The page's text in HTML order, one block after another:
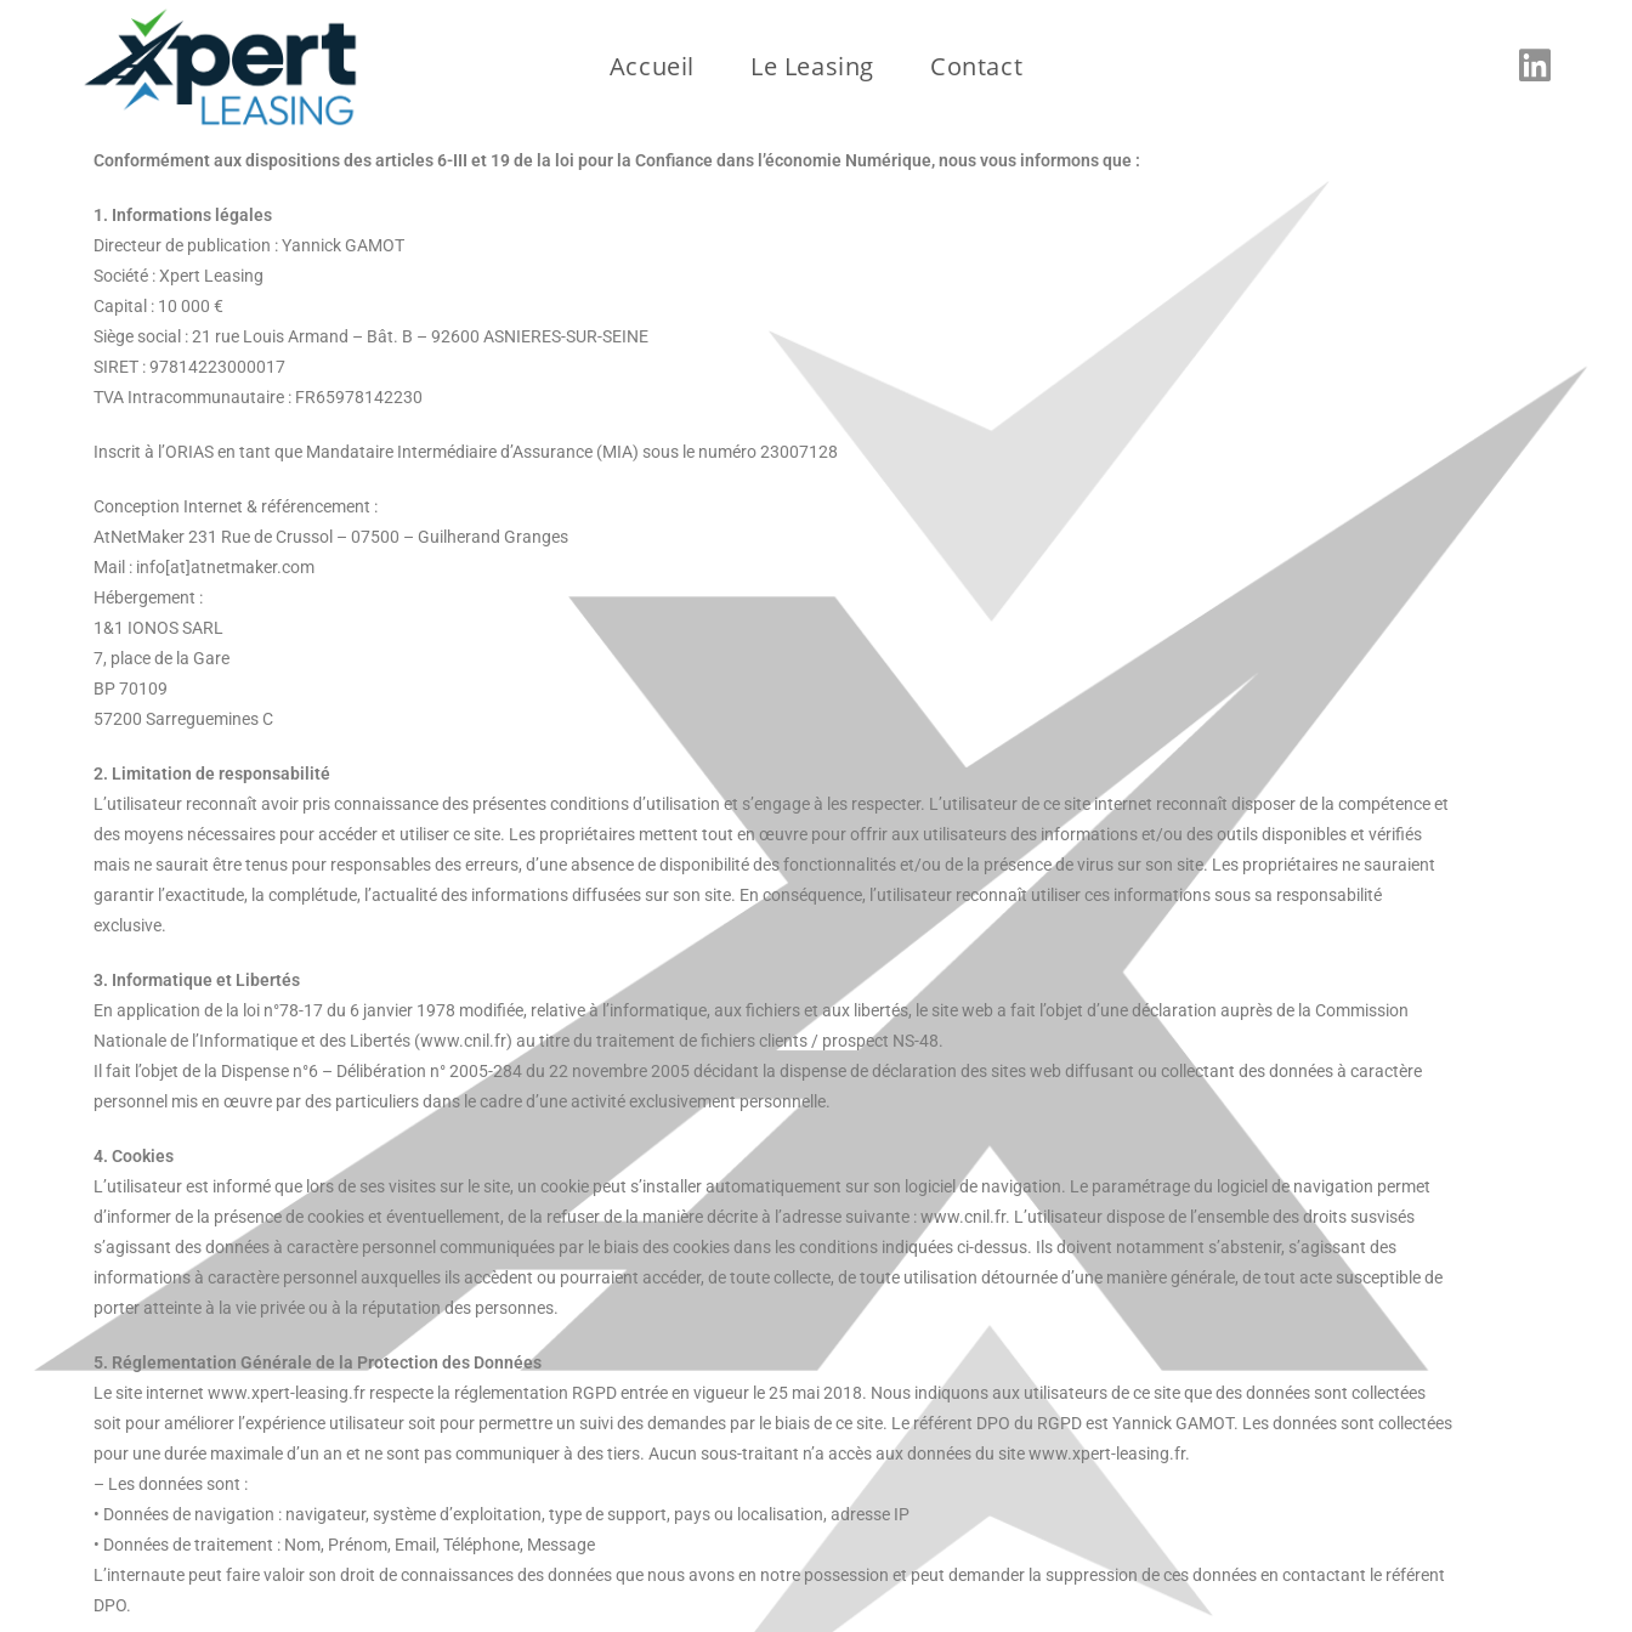
Accueil Le Leasing Contact
Conformément aux dispositions des articles 6-III et 19 de la loi pour la Confiance dans l’économie Numérique, nous vous informons que :
1. Informations légales
Directeur de publication : Yannick GAMOT
Société : Xpert Leasing
Capital : 10 000 €
Siège social : 21 rue Louis Armand – Bât. B – 92600 ASNIERES-SUR-SEINE
SIRET : 97814223000017
TVA Intracommunautaire : FR65978142230
Inscrit à l’ORIAS en tant que Mandataire Intermédiaire d’Assurance (MIA) sous le numéro 23007128
Conception Internet & référencement :
AtNetMaker 231 Rue de Crussol – 07500 – Guilherand Granges
Mail : info[at]atnetmaker.com
Hébergement :
1&1 IONOS SARL
7, place de la Gare
BP 70109
57200 Sarreguemines C
2. Limitation de responsabilité
L’utilisateur reconnaît avoir pris connaissance des présentes conditions d’utilisation et s’engage à les respecter. L’utilisateur de ce site internet reconnaît disposer de la compétence et
des moyens nécessaires pour accéder et utiliser ce site. Les propriétaires mettent tout en œuvre pour offrir aux utilisateurs des informations et/ou des outils disponibles et vérifiés
mais ne saurait être tenus pour responsables des erreurs, d’une absence de disponibilité des fonctionnalités et/ou de la présence de virus sur son site. Les propriétaires ne sauraient
garantir l’exactitude, la complétude, l’actualité des informations diffusées sur son site. En conséquence, l’utilisateur reconnaît utiliser ces informations sous sa responsabilité
exclusive.
3. Informatique et Libertés
En application de la loi n°78-17 du 6 janvier 1978 modifiée, relative à l’informatique, aux fichiers et aux libertés, le site web a fait l’objet d’une déclaration auprès de la Commission
Nationale de l’Informatique et des Libertés (www.cnil.fr) au titre du traitement de fichiers clients / prospect NS-48.
Il fait l’objet de la Dispense n°6 – Délibération n° 2005-284 du 22 novembre 2005 décidant la dispense de déclaration des sites web diffusant ou collectant des données à caractère
personnel mis en œuvre par des particuliers dans le cadre d’une activité exclusivement personnelle.
4. Cookies
L’utilisateur est informé que lors de ses visites sur le site, un cookie peut s’installer automatiquement sur son logiciel de navigation. Le paramétrage du logiciel de navigation permet
d’informer de la présence de cookies et éventuellement, de la refuser de la manière décrite à l’adresse suivante : www.cnil.fr. L’utilisateur dispose de l’ensemble des droits susvisés
s’agissant des données à caractère personnel communiquées par le biais des cookies dans les conditions indiquées ci-dessus. Ils doivent notamment s’abstenir, s’agissant des
informations à caractère personnel auxquelles ils accèdent ou pourraient accéder, de toute collecte, de toute utilisation détournée d’une manière générale, de tout acte susceptible de
porter atteinte à la vie privée ou à la réputation des personnes.
5. Réglementation Générale de la Protection des Données
Le site internet www.xpert-leasing.fr respecte la réglementation RGPD entrée en vigueur le 25 mai 2018. Nous indiquons aux utilisateurs de ce site que des données sont collectées
soit pour améliorer l’expérience utilisateur soit pour permettre un suivi des demandes par le biais de ce site. Le référent DPO du RGPD est Yannick GAMOT. Les données sont collectées
pour une durée maximale d’un an et ne sont pas communiquer à des tiers. Aucun sous-traitant n’a accès aux données du site www.xpert-leasing.fr.
– Les données sont :
• Données de navigation : navigateur, système d’exploitation, type de support, pays ou localisation, adresse IP
• Données de traitement : Nom, Prénom, Email, Téléphone, Message
L’internaute peut faire valoir son droit de connaissances des données que nous avons en notre possession et peut demander la suppression de ces données en contactant le référent
DPO.